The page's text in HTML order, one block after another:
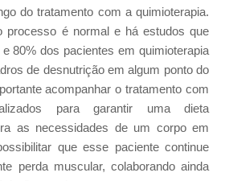
do tratamento com a quimioterapia.
processo é normal e há estudos que
80% dos pacientes em quimioterapia
de desnutrição em algum ponto do
acompanhar o tratamento com
para garantir uma dieta
as necessidades de um corpo em
que esse paciente continue
perda muscular, colaborando ainda